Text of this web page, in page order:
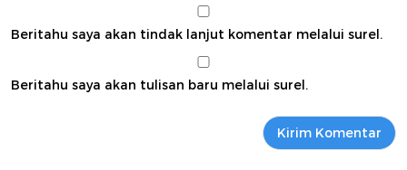
Beritahu saya akan tindak lanjut komentar melalui surel.
Beritahu saya akan tulisan baru melalui surel.